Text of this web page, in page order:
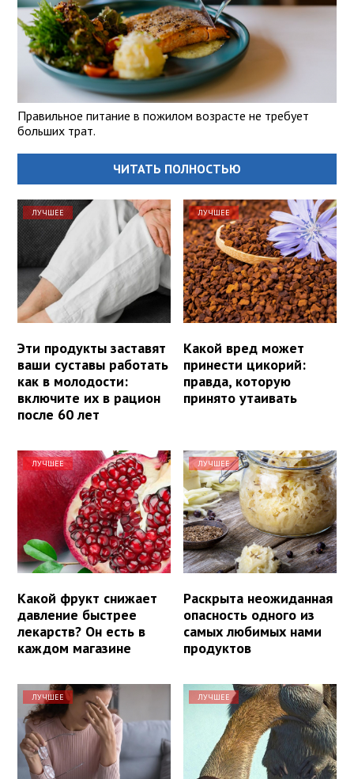
Правильное питание в пожилом возрасте не требует
больших трат.
ЧИТАТЬ ПОЛНОСТЬЮ
ЛУЧШЕЕ
Эти продукты заставят
ваши суставы работать
как в молодости:
включите их в рацион
после 60 лет
ЛУЧШЕЕ
Какой вред может
принести цикорий:
правда, которую
принято утаивать
ЛУЧШЕЕ
Какой фрукт снижает
давление быстрее
лекарств? Он есть в
каждом магазине
ЛУЧШЕЕ
Раскрыта неожиданная
опасность одного из
самых любимых нами
продуктов
ЛУЧШЕЕ ЛУЧШЕЕ